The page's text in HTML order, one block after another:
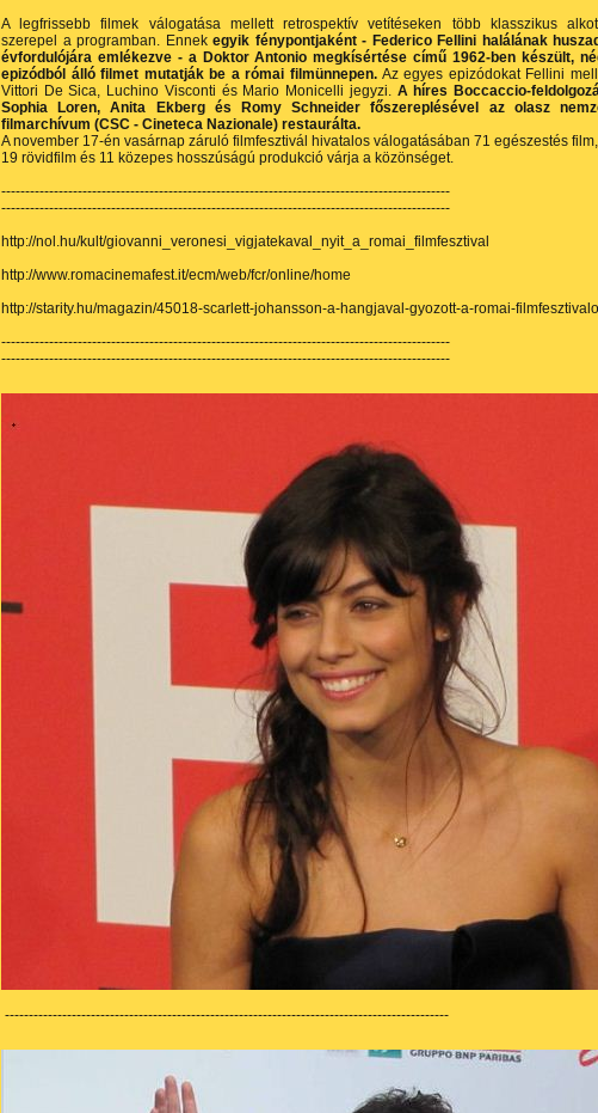
A legfrissebb filmek válogatása mellett retrospektív vetítéseken több klasszikus
szerepel a programban. Ennek egyik fénypontjaként - Federico Fellini halálának
évfordulójára emlékezve - a Doktor Antonio megkísértése című 1962-ben készült,
epizódból álló filmet mutatják be a római filmünnepen. Az egyes epizódokat Fellini
Vittori De Sica, Luchino Visconti és Mario Monicelli jegyzi. A híres Boccaccio-
Sophia Loren, Anita Ekberg és Romy Schneider főszereplésével az olasz
filmarchívum (CSC - Cineteca Nazionale) restaurálta.
A november 17-én vasárnap záruló filmfesztivál hivatalos válogatásában 71 egészestés film,
19 rövidfilm és 11 közepes hosszúságú produkció várja a közönséget.
----------------------------------------------------------------------------------------------
----------------------------------------------------------------------------------------------
http://nol.hu/kult/giovanni_veronesi_vigjatekaval_nyit_a_romai_filmfesztival
http://www.romacinemafest.it/ecm/web/fcr/online/home
http://starity.hu/magazin/45018-scarlett-johansson-a-hangjaval-gyozott-a-romai-
----------------------------------------------------------------------------------------------
----------------------------------------------------------------------------------------------
---------------------------------------------------------------------------------------------